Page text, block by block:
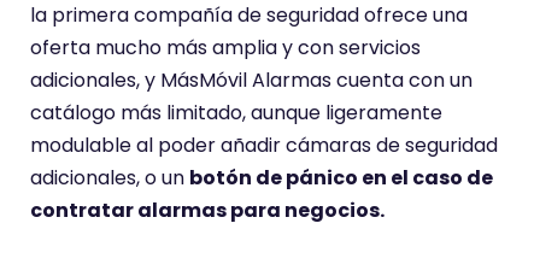
la primera compañía de seguridad ofrece una
oferta mucho más amplia y con servicios
adicionales, y MásMóvil Alarmas cuenta con un
catálogo más limitado, aunque ligeramente
modulable al poder añadir cámaras de seguridad
adicionales, o un botón de pánico en el caso de
contratar alarmas para negocios.